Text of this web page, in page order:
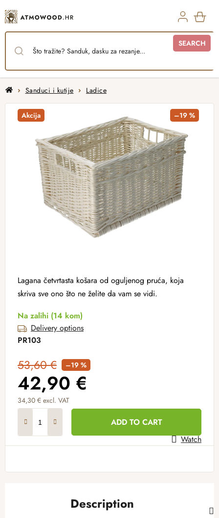
to
content
SEARCH
HomeSanduci i kutije Ladice
Lagana četvrtasta košara od oguljenog pruća, koja
skriva sve ono što ne želite da vam se vidi.
Na zalihi (14 kom)
Delivery options
PR103
53,60 € –19 %
42,90 €
34,30 € excl. VAT
ADD TO CART
Watch
Akcija –19 %
Description